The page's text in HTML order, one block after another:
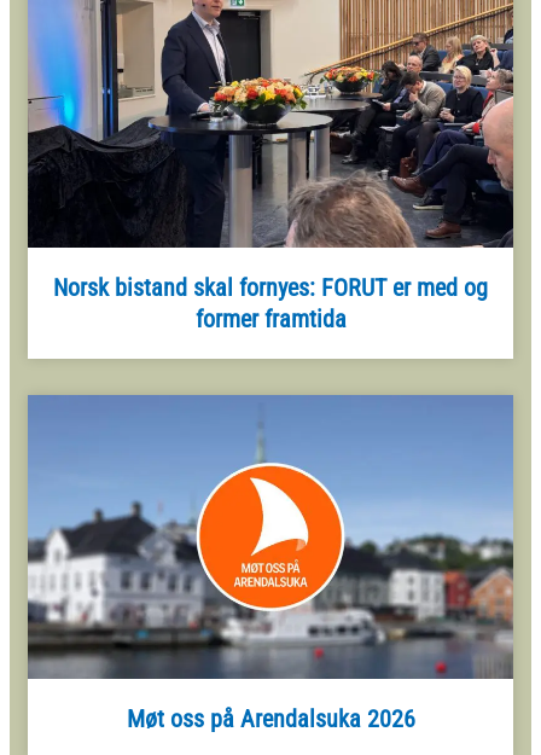
Norsk bistand skal fornyes: FORUT er med og
former framtida
Møt oss på Arendalsuka 2026